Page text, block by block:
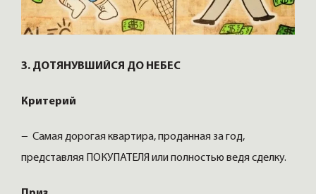
3. ДОТЯНУВШИЙСЯ ДО НЕБЕС
Критерий
− Самая дорогая квартира, проданная за год,
представляя ПОКУПАТЕЛЯ или полностью ведя сделку.